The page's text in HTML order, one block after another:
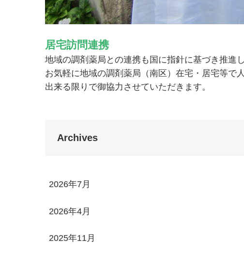
居宅訪問連携
地域の調剤薬局との連携も国に指針に基づき推進
お気軽に地域の調剤薬局（南区）在宅・居宅等で
出来る限りで御協力させていただきます。
Archives
2026年7月
2026年4月
2025年11月